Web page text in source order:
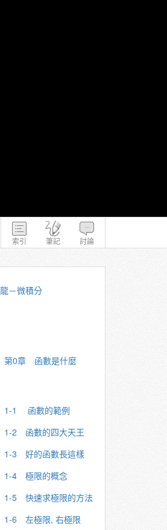
索引 筆記 討論
－微積分
第0章 函數是什麼
1-1 函數的範例
1-2 函數的四大天王
1-3 好的函數長這樣
1-4 極限的概念
1-5 快速求極限的方法
1-6 左極限, 右極限